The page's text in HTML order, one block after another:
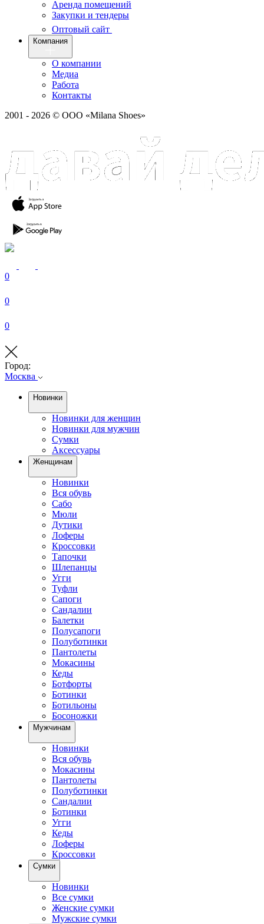
Аренда помещений
Закупки и тендеры
Оптовый сайт
Компания
О компании
Медиа
Работа
Контакты
2001 - 2026 © ООО «Milana Shoes»
0
0
0
Город:
Москва
Новинки
Новинки для женщин
Новинки для мужчин
Сумки
Аксессуары
Женщинам
Новинки
Вся обувь
Сабо
Мюли
Дутики
Лоферы
Кроссовки
Тапочки
Шлепанцы
Угги
Туфли
Сапоги
Сандалии
Балетки
Полусапоги
Полуботинки
Пантолеты
Мокасины
Кеды
Ботфорты
Ботинки
Ботильоны
Босоножки
Мужчинам
Новинки
Вся обувь
Мокасины
Пантолеты
Полуботинки
Сандалии
Ботинки
Угги
Кеды
Лоферы
Кроссовки
Сумки
Новинки
Все сумки
Женские сумки
Мужские сумки